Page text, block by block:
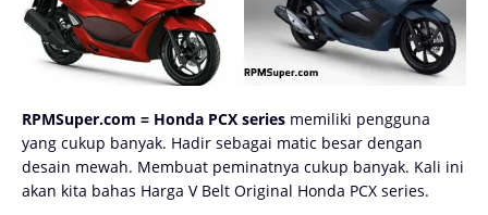
RPMSuper.com = Honda PCX series memiliki pengguna
yang cukup banyak. Hadir sebagai matic besar dengan
desain mewah. Membuat peminatnya cukup banyak. Kali ini
akan kita bahas Harga V Belt Original Honda PCX series.